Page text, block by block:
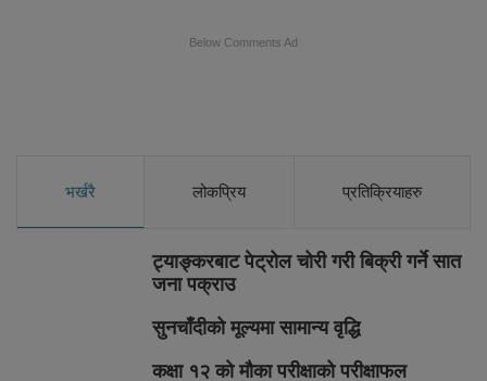
Below Comments Ad
भर्खरै लोकप्रिय प्रतिक्रियाहरु
ट्याङ्करबाट पेट्रोल चोरी गरी बिक्री गर्ने सात
जना पक्राउ
सुनचाँदीको मूल्यमा सामान्य वृद्धि
कक्षा १२ को मौका परीक्षाको परीक्षाफल